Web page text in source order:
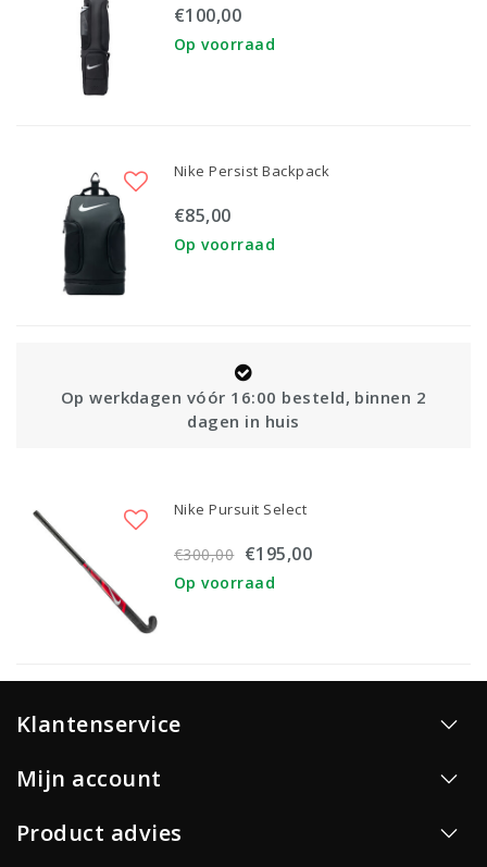
€100,00
Op voorraad
Nike Persist Backpack
€85,00
Op voorraad
Op werkdagen vóór 16:00 besteld, binnen 2
dagen in huis
Nike Pursuit Select
€300,00 €195,00
Op voorraad
Klantenservice
Mijn account
Product advies